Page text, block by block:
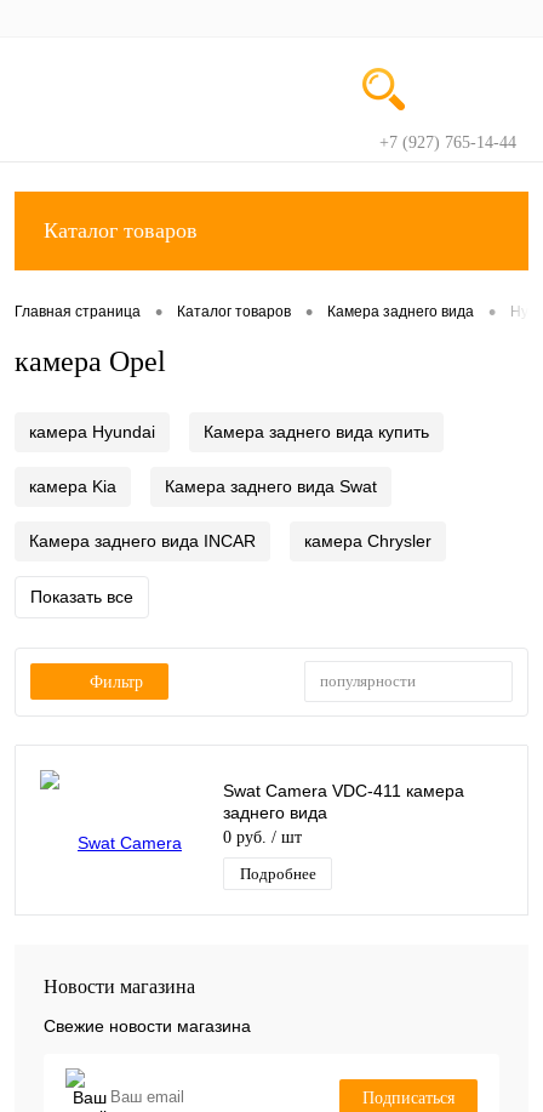
+7 (927) 765-14-44
Каталог товаров
Главная страница • Каталог товаров • Камера заднего вида •
камера Opel
камера Hyundai Камера заднего вида купить
камера Kia Камера заднего вида Swat
Камера заднего вида INCAR камера Chrysler
Показать все
Фильтр популярности
Swat Camera VDC-411 камера
заднего вида
0 руб. / шт
Подробнее
Новости магазина
Свежие новости магазина
Подписаться